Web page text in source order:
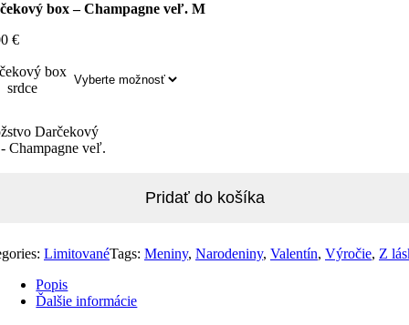
box – Champagne veľ. M
€
box
srdce
Darčekový
Champagne veľ.
Pridať do košíka
LimitovanéTags: Meniny, Narodeniny, Valentín, Výročie, Z
Popis
Ďalšie informácie